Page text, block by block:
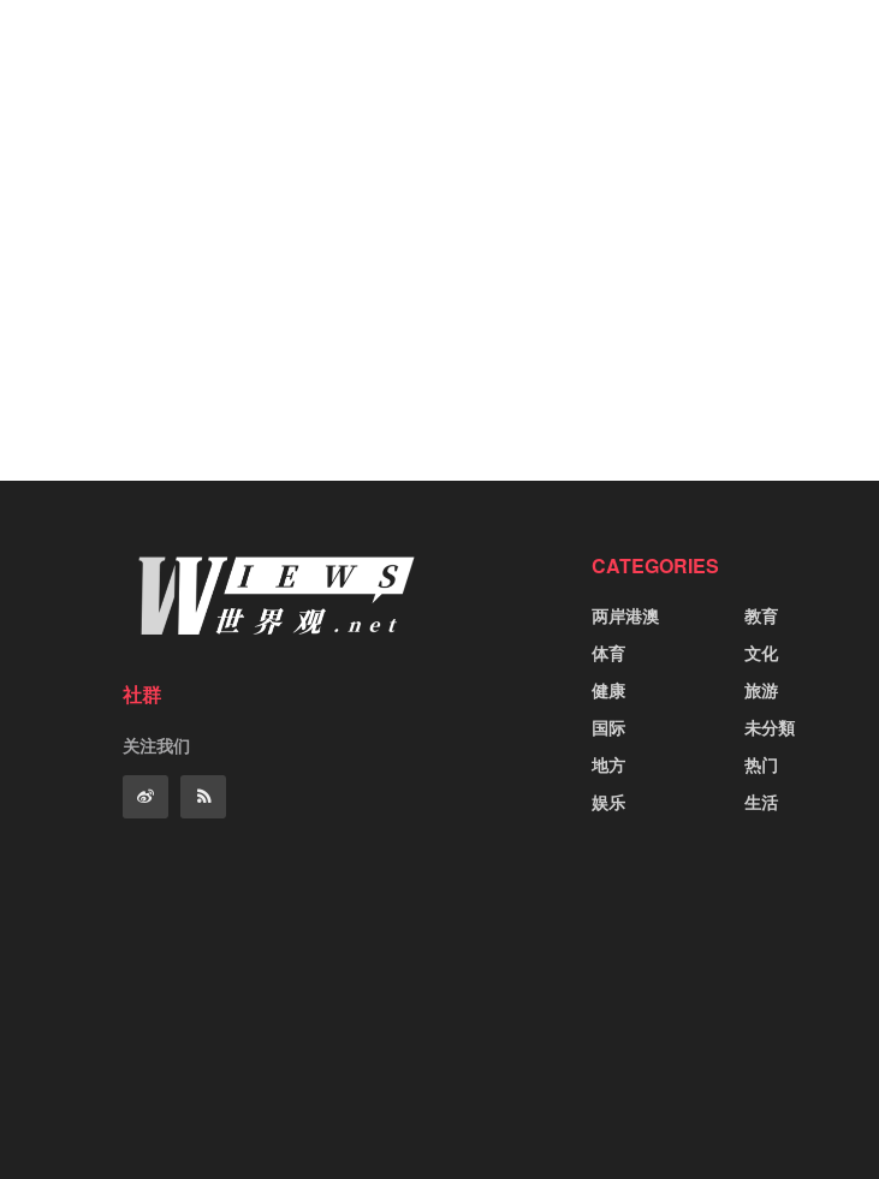
社群
关注我们
CATEGORIES
两岸港澳
体育
健康
国际
地方
娱乐
教育
文化
旅游
未分類
热门
生活